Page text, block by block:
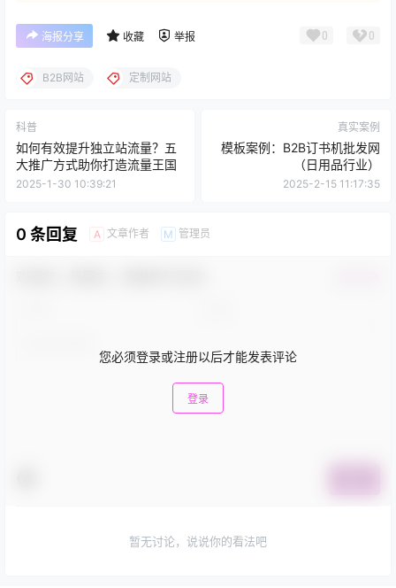
海报分享 收藏 举报 0 0
B2B网站 定制网站
科普
如何有效提升独立站流量？五
大推广方式助你打造流量王国
2025-1-30 10:39:21
真实案例
模板案例：B2B订书机批发网
（日用品行业）
2025-2-15 11:17:35
0 条回复 A 文章作者 M 管理员
您必须登录或注册以后才能发表评论
登录
暂无讨论，说说你的看法吧